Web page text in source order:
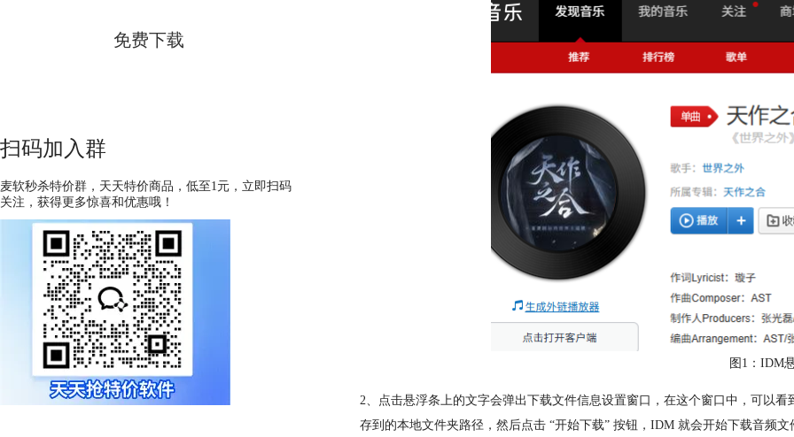
免费下载
扫码加入群
麦软秒杀特价群，天天特价商品，低至1元，立即扫码
关注，获得更多惊喜和优惠哦！
图1：IDM
2、点击悬浮条上的文字会弹出下载文件信息设置窗口，在这个窗口中，可以
存到的本地文件夹路径，然后点击 “开始下载” 按钮，IDM 就会开始下载音频文